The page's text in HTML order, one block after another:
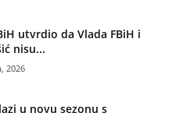
utvrdio da Vlada FBiH i
nisu...
2026
u novu sezonu s